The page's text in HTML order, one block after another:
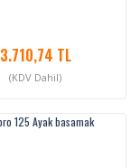
3.710,74 TL
(KDV Dahil)